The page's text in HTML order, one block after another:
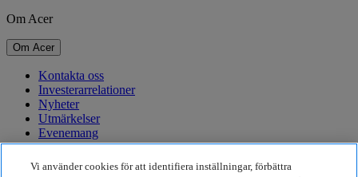
Om Acer
Om Acer
Kontakta oss
Investerarrelationer
Nyheter
Utmärkelser
Evenemang
Hållbarhet
Vi använder cookies för att identifiera inställningar, förbättra